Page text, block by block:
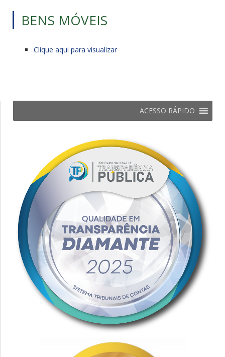
BENS MÓVEIS
Clique aqui para visualizar
ACESSO RÁPIDO